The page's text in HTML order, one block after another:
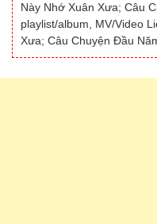
Này Nhớ Xuân Xưa; Câu
playlist/album, MV/Video
Xưa; Câu Chuyện Đầu